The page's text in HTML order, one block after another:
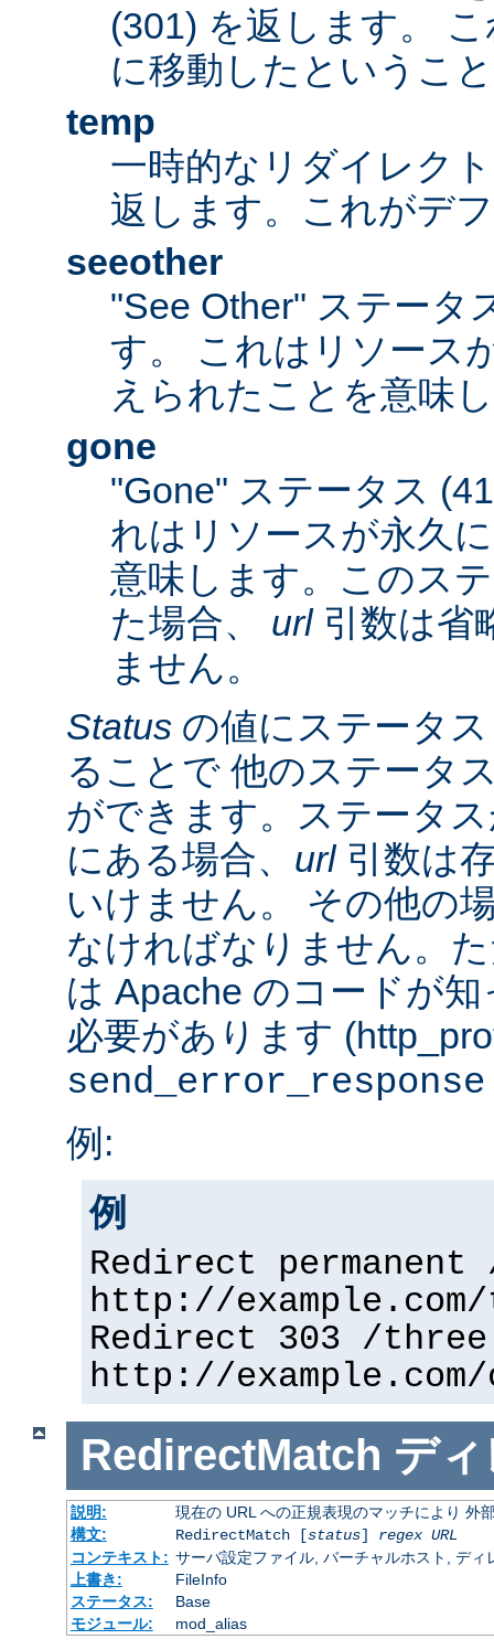
(301) を返します。
に移動したというこ
temp
一時的なリダイレク
返します。これがデ
seeother
"See Other" ステータ
す。 これはリソース
えられたことを意味
gone
"Gone" ステータス
れはリソースが永久
意味します。このス
た場合、 url引数は省
ません。
Status の値にステータ
ることで 他のステータ
ができます。ステータ
にある場合、 url引数は
いけません。 その他の
なければなりません。
は Apache のコードが
必要があります
send_error_response
例:
例
Redirect permanent
http://example.com/
Redirect 303 /three
http://
RedirectMatch デ
説明:
現在の URL への正規表現のマッチにより 外
構文:
RedirectMatch [status] regex URL
コンテキスト: サーバ設定ファイル, バーチャルホスト, ディ
上書き:
FileInfo
ステータス:
Base
モジュール:
mod_alias